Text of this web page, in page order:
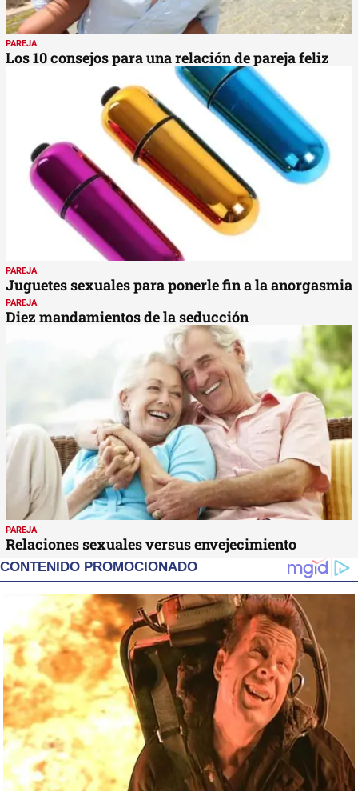
PAREJA
Los 10 consejos para una relación de pareja feliz
PAREJA
Juguetes sexuales para ponerle fin a la anorgasmia
PAREJA
Diez mandamientos de la seducción
PAREJA
Relaciones sexuales versus envejecimiento
CONTENIDO PROMOCIONADO